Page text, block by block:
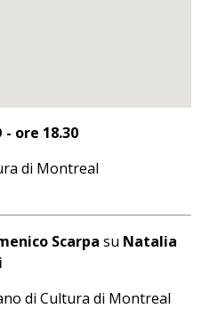
- ore 18.30
di Montreal
Scarpa su Natalia
di Cultura di Montreal